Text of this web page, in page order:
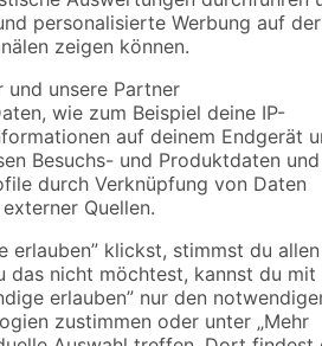
Die angegebenen Verfügbarkeiten beziehen
toom Baumarkt. Alle Angebote und
gilt nicht für Artikel mit Speditionsversand, hier
Impressum
AGB
Vertrag widerrufen